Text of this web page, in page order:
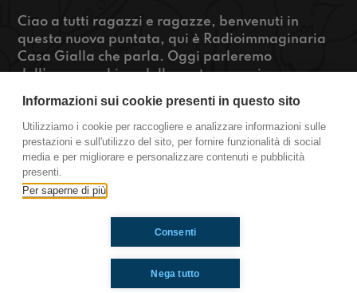
Ciao a tutti ragazzi e ragazze, benvenuti in
questa nuova puntata, qui è Radioimmaginaria
Casa Gialla che parla. Oggi parleremo
dell'apparecchio e delle nostre esperienze a
alluvione e di cosa ne pensiamo.
https://www.radioimmaginaria.it
Casa Gialla
Ti è piaciuto? Condividilo!
Informazioni sui cookie presenti in questo sito
Utilizziamo i cookie per raccogliere e analizzare informazioni sulle
prestazioni e sull'utilizzo del sito, per fornire funzionalità di social
media e per migliorare e personalizzare contenuti e pubblicità
presenti.
Per saperne di più
Nega tutto
Consenti